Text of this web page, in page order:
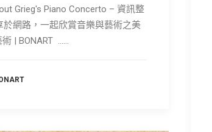
Grieg's Piano Concerto – 資訊整
於網路，一起欣賞音樂與藝術之美
術 | BONART ……